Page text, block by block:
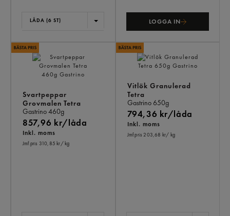
LÅDA (6 ST) LOGGA IN
Svartpeppar
Grovmalen Tetra
Gastrino460g
857,96 kr/låda
Inkl. moms
Jmf.pris 310,85 kr/ kg
Vitlök Granulerad
Tetra
Gastrino 650g
794,36 kr/låda
Inkl. moms
Jmf.pris 203,68 kr/ kg